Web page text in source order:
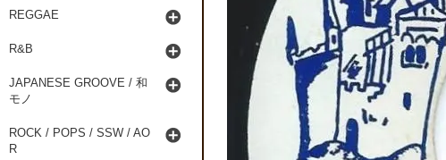
REGGAE
R&B
JAPANESE GROOVE / 和
モノ
ROCK / POPS / SSW / AO
R